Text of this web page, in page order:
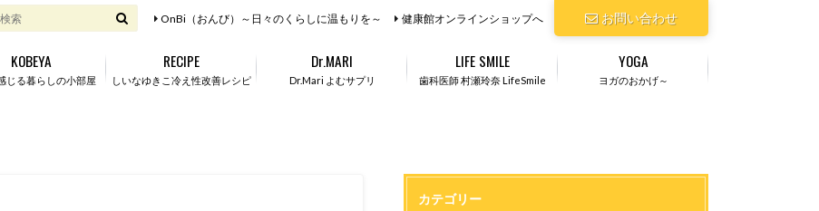
お問い合わせ
OnBi（おんび）～日々のくらしに温もりを～ 健康館オンラインショップへ
じる暮らしの小部屋
KOBEYA
しいなゆきこ冷え性改善レシピ
RECIPE
Dr.Mari よむサプリ
Dr.MARI
歯科医師 村瀬玲奈 LifeSmile
LIFE SMILE
ヨガのおかげ～
YOGA
カテゴリー